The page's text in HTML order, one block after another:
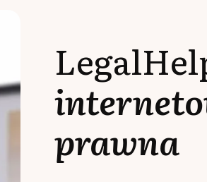
prawna